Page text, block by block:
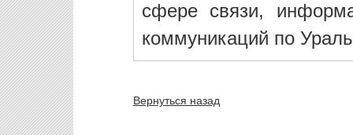
сфере связи,
коммуникаций по
Вернуться назад